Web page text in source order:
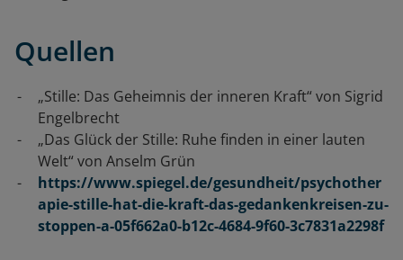
Quellen
„Stille: Das Geheimnis der inneren Kraft“ von Sigrid
Engelbrecht
„Das Glück der Stille: Ruhe finden in einer lauten
Welt“ von Anselm Grün
https://www.spiegel.de/gesundheit/psychother
apie-stille-hat-die-kraft-das-gedankenkreisen-zu-
stoppen-a-05f662a0-b12c-4684-9f60-3c7831a2298f